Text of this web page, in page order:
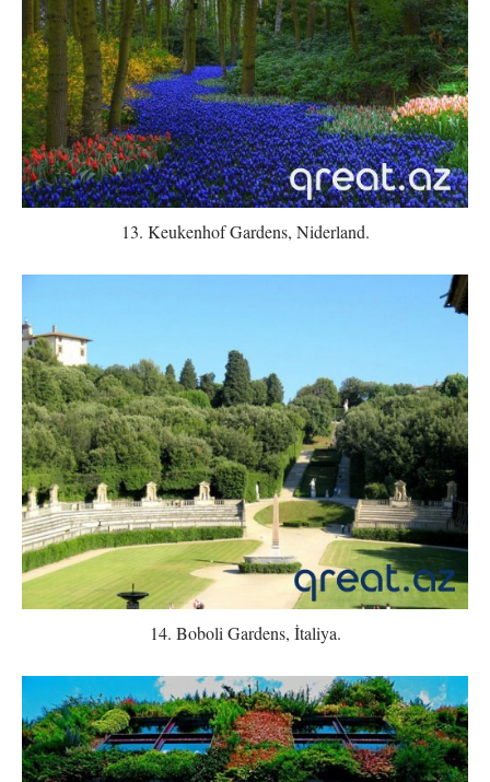
13. Keukenhof Gardens, Niderland.
14. Boboli Gardens, İtaliya.